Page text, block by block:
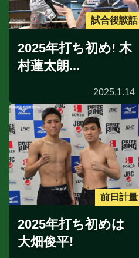
試合後談話
2025年打ち初め! 木
村蓮太朗...
2025.1.14
前日計量
2025年打ち初めは
大畑俊平!